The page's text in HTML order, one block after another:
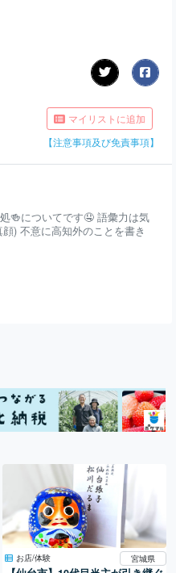
マイリストに追加
【注意事項及び免責事項】
🍻についてです🤤 語彙力は気
) 不意に高知外のことを書き
お店/体験 宮城県